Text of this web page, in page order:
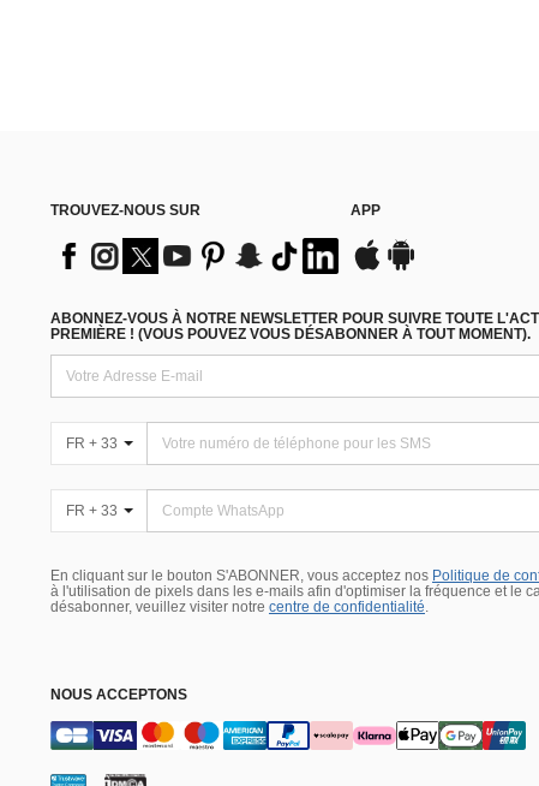
TROUVEZ-NOUS SUR APP
ABONNEZ-VOUS À NOTRE NEWSLETTER POUR SUIVRE TOUTE
PREMIÈRE ! (VOUS POUVEZ VOUS DÉSABONNER À TOUT MOMENT).
FR + 33
FR + 33
En cliquant sur le bouton S'ABONNER, vous acceptez nos Politique de
à l'utilisation de pixels dans les e-mails afin d'optimiser la fréquence et le
désabonner, veuillez visiter notre centre de confidentialité.
NOUS ACCEPTONS